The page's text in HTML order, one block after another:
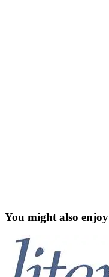
You might also enjoy